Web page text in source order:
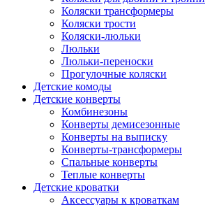
Коляски трансформеры
Коляски трости
Коляски-люльки
Люльки
Люльки-переноски
Прогулочные коляски
Детские комоды
Детские конверты
Комбинезоны
Конверты демисезонные
Конверты на выписку
Конверты-трансформеры
Спальные конверты
Теплые конверты
Детские кроватки
Аксессуары к кроваткам